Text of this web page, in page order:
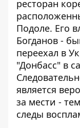
ресторан
Подоле. Его
Богданов -
переехал в
"Донбасс" в
является
за мести -
следы